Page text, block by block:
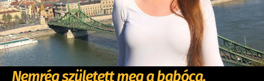
Nemrég született meg a babóca,